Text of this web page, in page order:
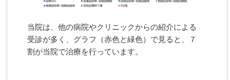
当院は、他の病院やクリニックからの紹介による
受診が多く、グラフ（赤色と緑色）で見ると、７
割が当院で治療を行っています。